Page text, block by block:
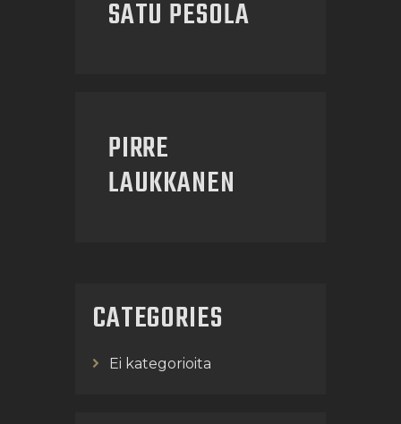
SATU PESOLA
PIRRE
LAUKKANEN
CATEGORIES
Ei kategorioita